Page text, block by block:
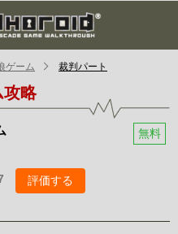
Mute
ゲーム 裁判パート
攻略
無料
評価する